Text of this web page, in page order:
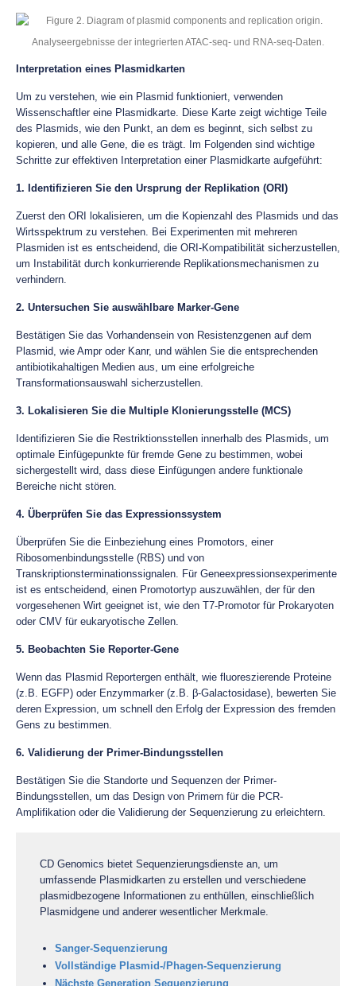
Analyseergebnisse der integrierten ATAC-seq- und RNA-seq-Daten.
Interpretation eines Plasmidkarten
Um zu verstehen, wie ein Plasmid funktioniert, verwenden
Wissenschaftler eine Plasmidkarte. Diese Karte zeigt wichtige Teile
des Plasmids, wie den Punkt, an dem es beginnt, sich selbst zu
kopieren, und alle Gene, die es trägt. Im Folgenden sind wichtige
Schritte zur effektiven Interpretation einer Plasmidkarte aufgeführt:
1. Identifizieren Sie den Ursprung der Replikation (ORI)
Zuerst den ORI lokalisieren, um die Kopienzahl des Plasmids und das
Wirtsspektrum zu verstehen. Bei Experimenten mit mehreren
Plasmiden ist es entscheidend, die ORI-Kompatibilität sicherzustellen,
um Instabilität durch konkurrierende Replikationsmechanismen zu
verhindern.
2. Untersuchen Sie auswählbare Marker-Gene
Bestätigen Sie das Vorhandensein von Resistenzgenen auf dem
Plasmid, wie Ampr oder Kanr, und wählen Sie die entsprechenden
antibiotikahaltigen Medien aus, um eine erfolgreiche
Transformationsauswahl sicherzustellen.
3. Lokalisieren Sie die Multiple Klonierungsstelle (MCS)
Identifizieren Sie die Restriktionsstellen innerhalb des Plasmids, um
optimale Einfügepunkte für fremde Gene zu bestimmen, wobei
sichergestellt wird, dass diese Einfügungen andere funktionale
Bereiche nicht stören.
4. Überprüfen Sie das Expressionssystem
Überprüfen Sie die Einbeziehung eines Promotors, einer
Ribosomenbindungsstelle (RBS) und von
Transkriptionsterminationssignalen. Für Geneexpressionsexperimente
ist es entscheidend, einen Promotortyp auszuwählen, der für den
vorgesehenen Wirt geeignet ist, wie den T7-Promotor für Prokaryoten
oder CMV für eukaryotische Zellen.
5. Beobachten Sie Reporter-Gene
Wenn das Plasmid Reportergen enthält, wie fluoreszierende Proteine
(z.B. EGFP) oder Enzymmarker (z.B. β-Galactosidase), bewerten Sie
deren Expression, um schnell den Erfolg der Expression des fremden
Gens zu bestimmen.
6. Validierung der Primer-Bindungsstellen
Bestätigen Sie die Standorte und Sequenzen der Primer-
Bindungsstellen, um das Design von Primern für die PCR-
Amplifikation oder die Validierung der Sequenzierung zu erleichtern.
CD Genomics bietet Sequenzierungsdienste an, um
umfassende Plasmidkarten zu erstellen und verschiedene
plasmidbezogene Informationen zu enthüllen, einschließlich
Plasmidgene und anderer wesentlicher Merkmale.
Sanger-Sequenzierung
Vollständige Plasmid-/Phagen-Sequenzierung
Nächste Generation Sequenzierung